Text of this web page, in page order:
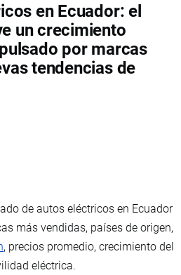
en Ecuador: el
un crecimiento
por marcas
tendencias de
de autos eléctricos en Ecuador
más vendidas, países de origen,
, precios promedio, crecimiento del
eléctrica.